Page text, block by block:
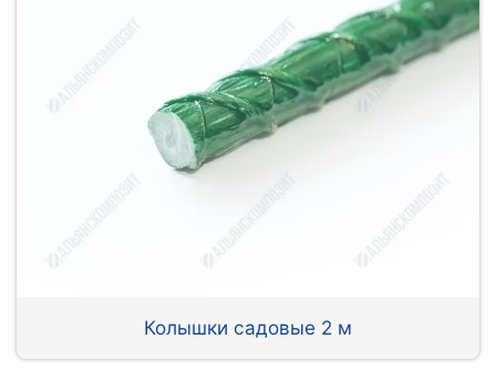
Колышки садовые 2 м